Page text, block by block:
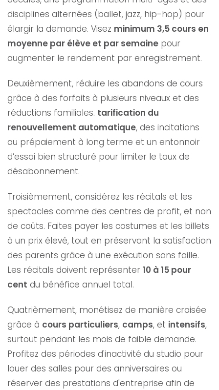
disciplines alternées (ballet, jazz, hip-hop) pour
élargir la demande. Visez minimum 3,5 cours en
moyenne par élève et par semaine pour
augmenter le rendement par enregistrement.
Deuxièmement, réduire les abandons de cours
grâce à des forfaits à plusieurs niveaux et des
réductions familiales. tarification du
renouvellement automatique, des incitations
au prépaiement à long terme et un entonnoir
d’essai bien structuré pour limiter le taux de
désabonnement.
Troisièmement, considérez les récitals et les
spectacles comme des centres de profit, et non
de coûts. Faites payer les costumes et les billets
à un prix élevé, tout en préservant la satisfaction
des parents grâce à une exécution sans faille.
Les récitals doivent représenter 10 à 15 pour
cent du bénéfice annuel total.
Quatrièmement, monétisez de manière croisée
grâce à cours particuliers, camps, et intensifs,
surtout pendant les mois de faible demande.
Profitez des périodes d'inactivité du studio pour
louer des salles pour des anniversaires ou
réserver des prestations d'entreprise afin de